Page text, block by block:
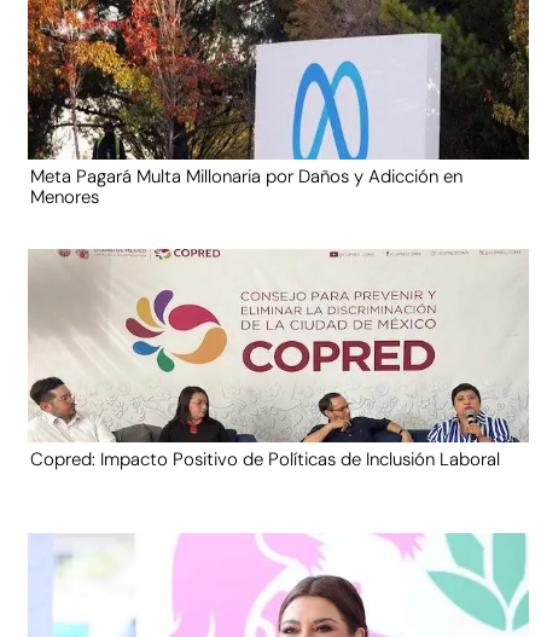
Meta Pagará Multa Millonaria por Daños y Adicción en
Menores
Copred: Impacto Positivo de Políticas de Inclusión Laboral